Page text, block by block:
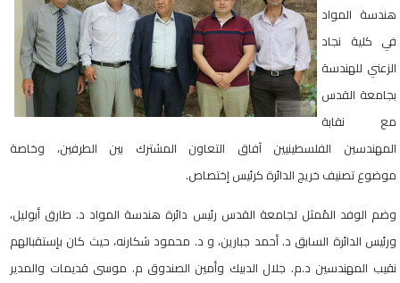
هندسة المواد
في كلية نجاد
الزعني للهندسة
بجامعة القدس
مع نقابة
المهندسين الفلسطينيين آفاق التعاون المشترك بين الطرفين، وخاصة
موضوع تصنيف خريج الدائرة كرئيس إختصاص.
وضم الوفد المُمثل لجامعة القدس رئيس دائرة هندسة المواد د. طارق أبوليل،
ورئيس الدائرة السابق د. أحمد جبارين، و د. محمود شكارنه، حيث كان بإستقبالهم
نقيب المهندسين د.م. جلال الدبيك وأمين الصندوق م. موسى قديمات والمدير